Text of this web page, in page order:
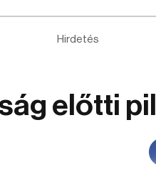
Hirdetés
előtti